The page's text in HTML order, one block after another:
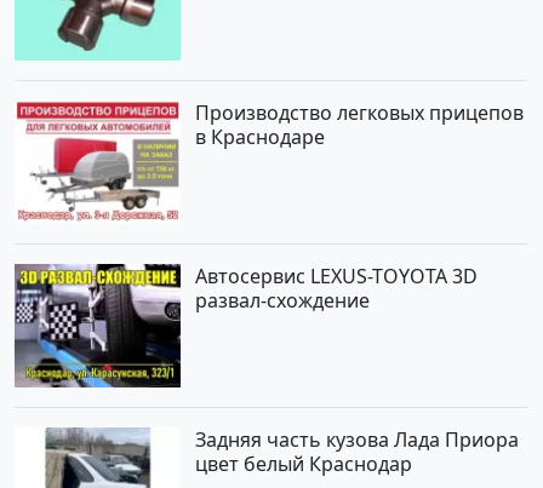
Производство легковых прицепов
в Краснодаре
Автосервис LEXUS-TOYOTA 3D
развал-схождение
Задняя часть кузова Лада Приора
цвет белый Краснодар